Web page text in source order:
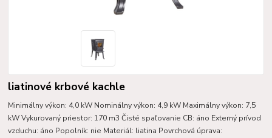
liatinové krbové kachle
Minimálny výkon: 4,0 kW Nominálny výkon: 4,9 kW Maximálny výkon: 7,5
kW Vykurovaný priestor: 170 m3 Čisté spaľovanie CB: áno Externý prívod
vzduchu: áno Popolník: nie Materiál: liatina Povrchová úprava: